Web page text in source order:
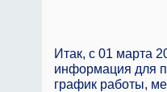
Итак, с 01 марта
информация для
график работы,